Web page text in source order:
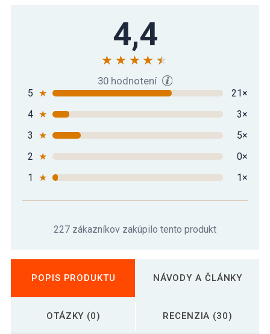
4,4
30 hodnotení
5 ★
21×
4 ★
3×
3
★
5×
2 ★
0×
1
★ 1×
227 zákazníkov zakúpilo tento produkt
POPIS PRODUKTU NÁVODY A ČLÁNKY
OTÁZKY (0) RECENZIA (30)